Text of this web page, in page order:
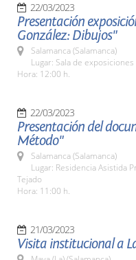
22/03/2023
Presentación
González: Dibujos"
Salamanca (Salamanca)
Lugar: Sala de
Hora: 12:00 h.
22/03/2023
Presentación del
Método"
Salamanca (Salamanca)
Lugar: Residencia Asistida
Tejado
Hora: 11:00 h.
21/03/2023
Visita institucional a